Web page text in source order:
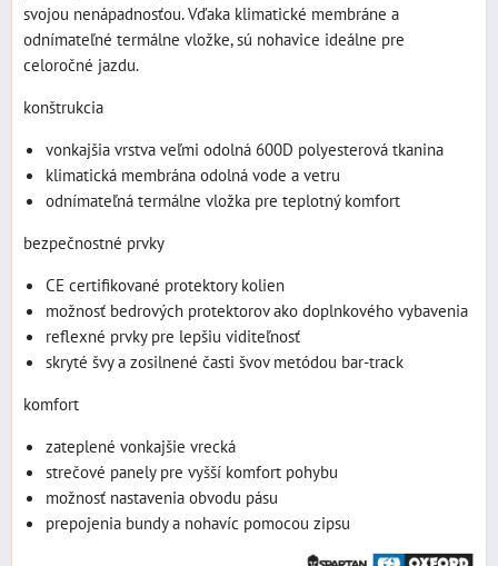
svojou nenápadnosťou. Vďaka klimatické membráne a
odnímateľné termálne vložke, sú nohavice ideálne pre
celoročné jazdu.
konštrukcia
vonkajšia vrstva veľmi odolná 600D polyesterová tkanina
klimatická membrána odolná vode a vetru
odnímateľná termálne vložka pre teplotný komfort
bezpečnostné prvky
CE certifikované protektory kolien
možnosť bedrových protektorov ako doplnkového vybavenia
reflexné prvky pre lepšiu viditeľnosť
skryté švy a zosilnené časti švov metódou bar-track
komfort
zateplené vonkajšie vrecká
strečové panely pre vyšší komfort pohybu
možnosť nastavenia obvodu pásu
prepojenia bundy a nohavíc pomocou zipsu